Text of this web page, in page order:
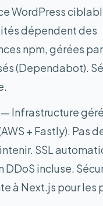
WordPress
dépendent des
npm, gérées
(Dependabot).
— Infrastructure
+ Fastly). Pas
SSL
DDoS incluse.
à Next.js pour les